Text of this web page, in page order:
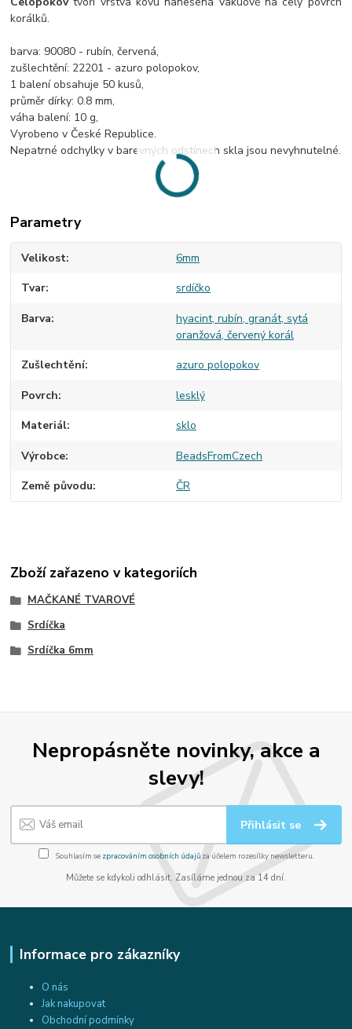
korálků.
barva: 90080 - rubín, červená,
zušlechtění: 22201 - azuro polopokov,
1 balení obsahuje 50 kusů,
průměr dírky: 0.8 mm,
váha balení: 10 g,
Vyrobeno v České Republice.
Nepatrné odchylky v barevných odstínech skla jsou nevyhnutelné.
Parametry
Velikost 6mm
Tvar srdíčko
Barva
hyacint, rubín, granát, sytá
oranžová, červený korál
Zušlechtění azuro polopokov
Povrch lesklý
Materiál sklo
Výrobce BeadsFromCzech
Země původu ČR
Zboží zařazeno v kategoriích
MAČKANÉ TVAROVÉ
Srdíčka
Srdíčka 6mm
Nepropásněte novinky, akce a
slevy!
Přihlásit se
Souhlasím se zpracováním osobních údajůza účelem rozesílky newsletteru.
Můžete se kdykoli odhlásit. Zasíláme jednou za 14 dní.
Informace pro zákazníky
O nás
Jak nakupovat
Obchodní podmínky